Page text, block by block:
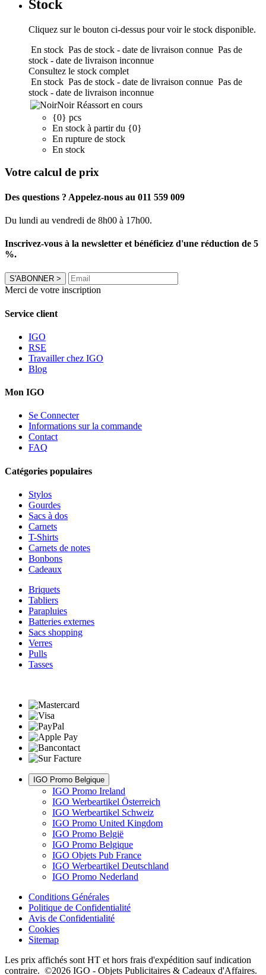
Stock
Cliquez sur le bouton ci-dessus pour voir le stock disponible.
En stock Pas de stock - date de livraison connue Pas de
stock - date de livraison inconnue
Consultez le stock complet
En stock Pas de stock - date de livraison connue Pas de
stock - date de livraison inconnue
Noir Réassort en cours
{0} pcs
En stock à partir du {0}
En rupture de stock
En stock
Votre calcul de prix
Des questions ? Appelez-nous au 011 559 009
Du lundi au vendredi de 8h00 à 17h00.
Inscrivez-vous à la newsletter et bénéficiez d'une réduction de 5
%.
S'ABONNER >
Merci de votre inscription
Service client
IGO
RSE
Travailler chez IGO
Blog
Mon IGO
Se Connecter
Informations sur la commande
Contact
FAQ
Catégories populaires
Stylos
Gourdes
Sacs à dos
Carnets
T-Shirts
Carnets de notes
Bonbons
Cadeaux
Briquets
Tabliers
Parapluies
Batteries externes
Sacs shopping
Verres
Pulls
Tasses
IGO Promo Belgique
IGO Promo Ireland
IGO Werbeartikel Österreich
IGO Werbeartikel Schweiz
IGO Promo United Kingdom
IGO Promo België
IGO Promo Belgique
IGO Objets Pub France
IGO Werbeartikel Deutschland
IGO Promo Nederland
Conditions Générales
Politique de Confidentialité
Avis de Confidentialité
Cookies
Sitemap
Les prix affichés sont HT et hors frais d'expédition sauf indication
contraire. ©2026 IGO - Objets Publicitaires & Cadeaux d'Affaires.